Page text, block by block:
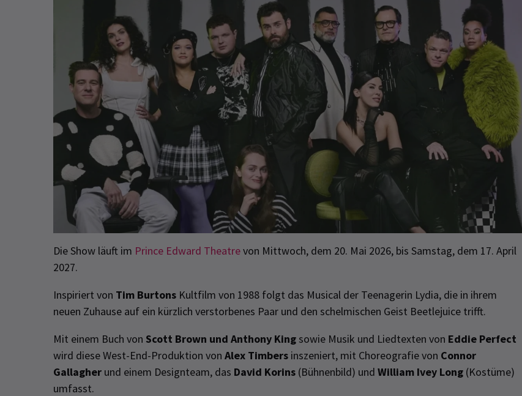
Die Show läuft im Prince Edward Theatrevon Mittwoch, dem 20. Mai 2026, bis Samstag, dem 17. April
2027.
Inspiriert von Tim Burtons Kultfilm von 1988 folgt das Musical der Teenagerin Lydia, die in ihrem
neuen Zuhause auf ein kürzlich verstorbenes Paar und den schelmischen Geist Beetlejuice trifft.
Mit einem Buch von Scott Brown und Anthony King sowie Musik und Liedtexten von Eddie Perfect
wird diese West-End-Produktion von Alex Timbers inszeniert, mit Choreografie von Connor
Gallagher und einem Designteam, das David Korins (Bühnenbild) und William Ivey Long (Kostüme)
umfasst.